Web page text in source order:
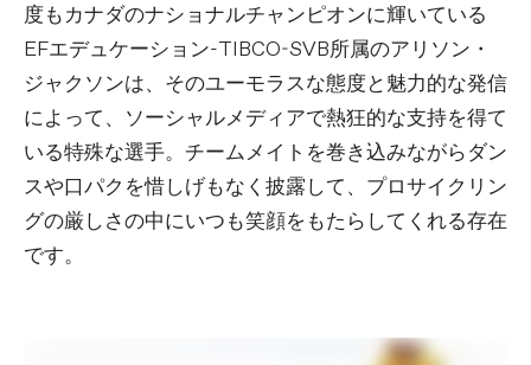
度もカナダのナショナルチャンピオンに輝いている
EFエデュケーション-TIBCO-SVB所属のアリソン・
ジャクソンは、そのユーモラスな態度と魅力的な発信
によって、ソーシャルメディアで熱狂的な支持を得て
いる特殊な選手。チームメイトを巻き込みながらダン
スや口パクを惜しげもなく披露して、プロサイクリン
グの厳しさの中にいつも笑顔をもたらしてくれる存在
です。